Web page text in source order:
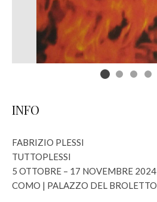
INFO
FABRIZIO PLESSI
TUTTOPLESSI
5 OTTOBRE – 17 NOVEMBRE 2024
COMO | PALAZZO DEL BROLETTO